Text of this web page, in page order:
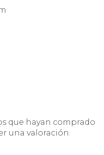
que hayan comprado
una valoración.